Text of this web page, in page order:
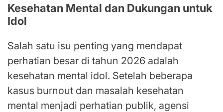
Kesehatan Mental dan Dukungan untuk
Idol
Salah satu isu penting yang mendapat
perhatian besar di tahun 2026 adalah
kesehatan mental idol. Setelah beberapa
kasus burnout dan masalah kesehatan
mental menjadi perhatian publik, agensi